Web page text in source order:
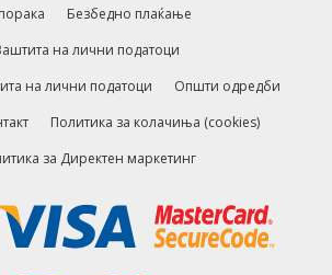
Безбедно плаќање
на лични податоци
на лични податоци
Општи одредби
Политика за колачиња (cookies)
за Директен маркетинг